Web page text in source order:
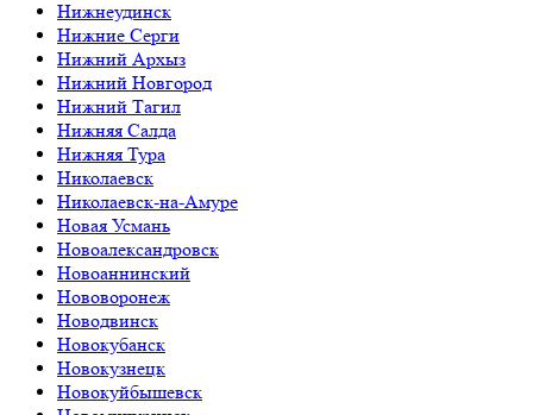
Нижнеудинск
Нижние Серги
Нижний Архыз
Нижний Новгород
Нижний Тагил
Нижняя Салда
Нижняя Тура
Николаевск
Николаевск-на-Амуре
Новая Усмань
Новоалександровск
Новоаннинский
Нововоронеж
Новодвинск
Новокубанск
Новокузнецк
Новокуйбышевск